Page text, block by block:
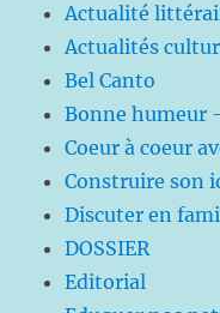
Actualité
Actualités
Bel Canto
Bonne humeur
Coeur à coeur
Construire son
Discuter en
DOSSIER
Editorial